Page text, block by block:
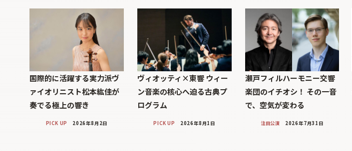
国際的に活躍する実力派ヴ
ァイオリニスト松本紘佳が
奏でる極上の響き
PICK UP 2026年8月2日
ヴィオッティ×東響 ウィー
ン音楽の核心へ迫る古典プ
ログラム
PICK UP 2026年8月1日
瀬戸フィルハーモニー交響
楽団のイチオシ！ その一音
で、空気が変わる
注目公演 2026年7月31日